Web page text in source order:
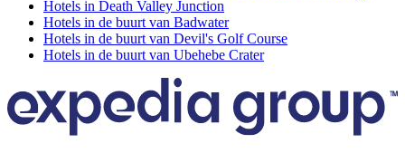
Hotels in Death Valley Junction
Hotels in de buurt van Badwater
Hotels in de buurt van Devil's Golf Course
Hotels in de buurt van Ubehebe Crater